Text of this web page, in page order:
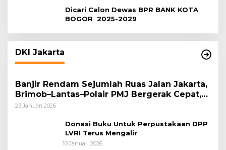
Dicari Calon Dewas BPR BANK KOTA
BOGOR 2025-2029
DKI Jakarta
Banjir Rendam Sejumlah Ruas Jalan Jakarta,
Brimob–Lantas–Polair PMJ Bergerak Cepat,
Polri Siagakan 128.247 Personel Secara
23 Januari 2026
Donasi Buku Untuk Perpustakaan DPP
LVRI Terus Mengalir
10 Januari 2026